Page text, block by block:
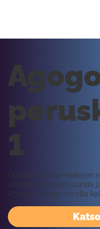
1
Opitaan agogo-kellojen
säädellä kellojen sointia
Agogo-kelloja voi olla